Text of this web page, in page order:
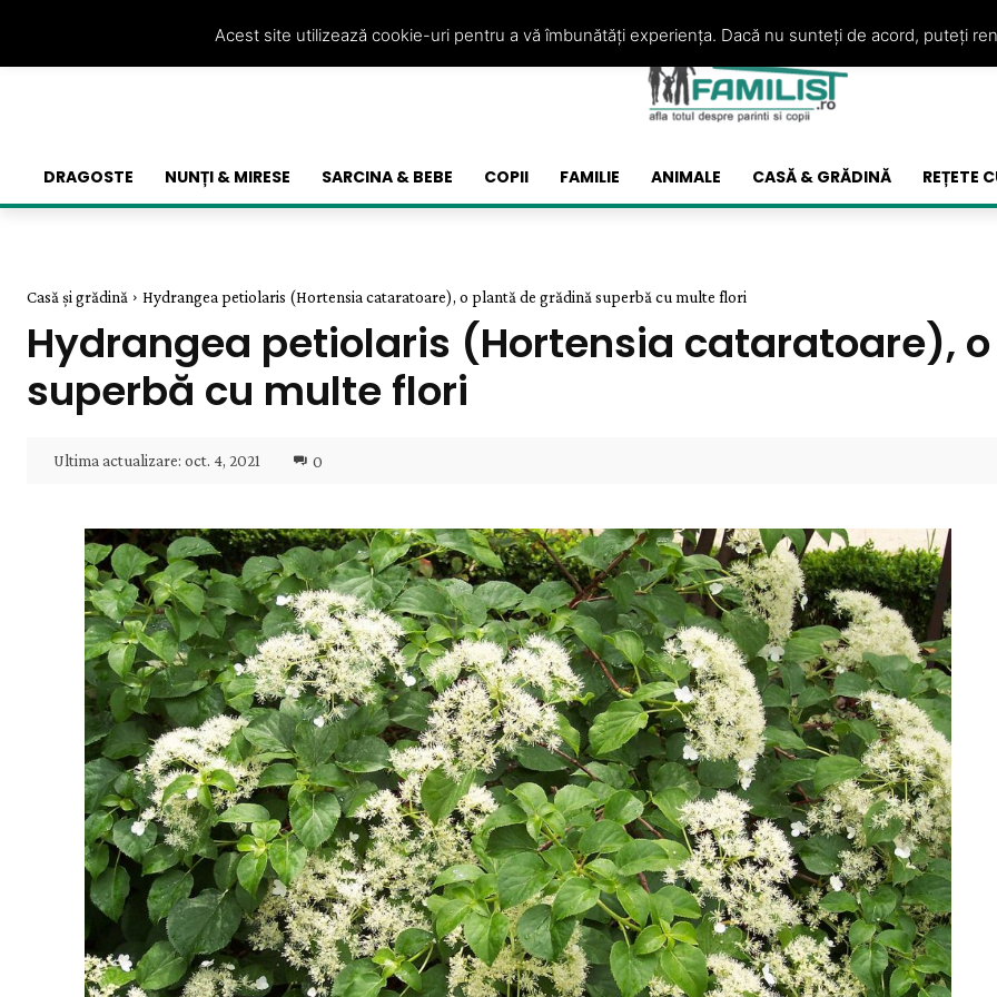
DRAGOSTE NUNȚI & MIRESE SARCINA & BEBE COPII FAMILIE ANIMALE CASĂ & GRĂDINĂ REȚETE
Casă și grădină Hydrangea petiolaris (Hortensia cataratoare), o plantă de grădină superbă cu multe flori
Hydrangea petiolaris (Hortensia cataratoare),
superbă cu multe flori
Ultima actualizare: oct. 4, 2021 0
Acest site utilizează cookie-uri pentru a vă îmbunătăți experiența. Dacă nu sunteți de acord, puteți